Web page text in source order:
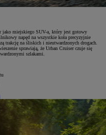
jako miejskiego SUV-a, który jest gotowy
napęd na wszystkie koła precyzyjnie
trakcję na śliskich i nieutwardzonych drogach.
sprawiają, że Urban Cruiser czuje się
szlakami.